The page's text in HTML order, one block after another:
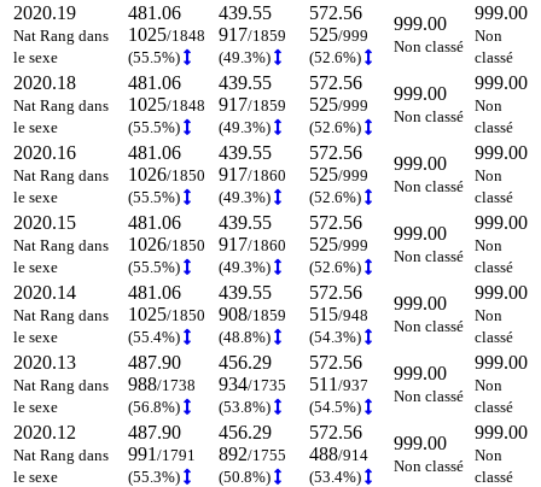
2020.19
Nat Rang dans
le sexe
481.06
1025/1848
(55.5%)
439.55
917/1859
(49.3%)
572.56
525/999
(52.6%)
999.00
Non classé
999.00
Non
classé
2020.18
Nat Rang dans
le sexe
481.06
1025/1848
(55.5%)
439.55
917/1859
(49.3%)
572.56
525/999
(52.6%)
999.00
Non classé
999.00
Non
classé
2020.16
Nat Rang dans
le sexe
481.06
1026/1850
(55.5%)
439.55
917/1860
(49.3%)
572.56
525/999
(52.6%)
999.00
Non classé
999.00
Non
classé
2020.15
Nat Rang dans
le sexe
481.06
1026/1850
(55.5%)
439.55
917/1860
(49.3%)
572.56
525/999
(52.6%)
999.00
Non classé
999.00
Non
classé
2020.14
Nat Rang dans
le sexe
481.06
1025/1850
(55.4%)
439.55
908/1859
(48.8%)
572.56
515/948
(54.3%)
999.00
Non classé
999.00
Non
classé
2020.13
Nat Rang dans
le sexe
487.90
988/1738
(56.8%)
456.29
934/1735
(53.8%)
572.56
511 /937
(54.5%)
999.00
Non classé
999.00
Non
classé
2020.12
Nat Rang dans
le sexe
487.90
991 /1791
(55.3%)
456.29
892/1755
(50.8%)
572.56
488/914
(53.4%)
999.00
Non classé
999.00
Non
classé